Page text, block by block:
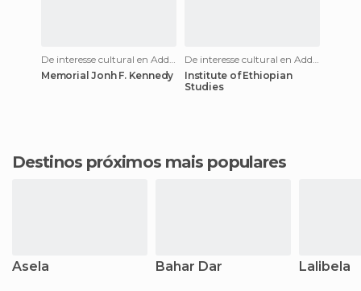
De interesse cultural en Addis Ababa
Memorial Jonh F. Kennedy
De interesse cultural en Addis Ababa
Institute of Ethiopian
Studies
Destinos próximos mais populares
Asela Bahar Dar Lalibela